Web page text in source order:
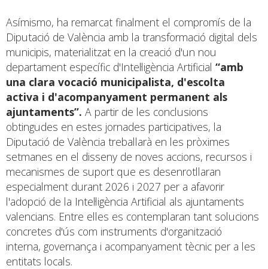
Asímismo, ha remarcat finalment el compromís de la
Diputació de València amb la transformació digital dels
municipis, materialitzat en la creació d'un nou
departament específic d'Intel·ligència Artificial “amb
una clara vocació municipalista, d'escolta
activa i d'acompanyament permanent als
ajuntaments”. A partir de les conclusions
obtingudes en estes jornades participatives, la
Diputació de València treballarà en les pròximes
setmanes en el disseny de noves accions, recursos i
mecanismes de suport que es desenrotllaran
especialment durant 2026 i 2027 per a afavorir
l'adopció de la Intel·ligència Artificial als ajuntaments
valencians. Entre elles es contemplaran tant solucions
concretes d'ús com instruments d'organització
interna, governança i acompanyament tècnic per a les
entitats locals.